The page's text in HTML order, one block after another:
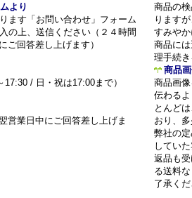
より
ます「お問い合わせ」フォーム
の上、送信ください（２４時間
ご回答差し上げます）
17:30 / 日・祝は17:00まで）
営業日中にご回答差し上げま
商品の
ります
すみや
商品に
理手続
商品
商品画
伝わる
とんど
おり、
弊社の
してい
返品も
る送料
了承く